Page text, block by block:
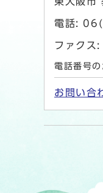
電話:
ファク
電話番号の
お問い合